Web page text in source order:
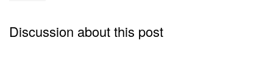
Discussion about this post